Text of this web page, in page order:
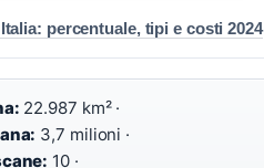
percentuale, tipi e costi 2024
22.987 km² ·
3,7 milioni ·
10 ·